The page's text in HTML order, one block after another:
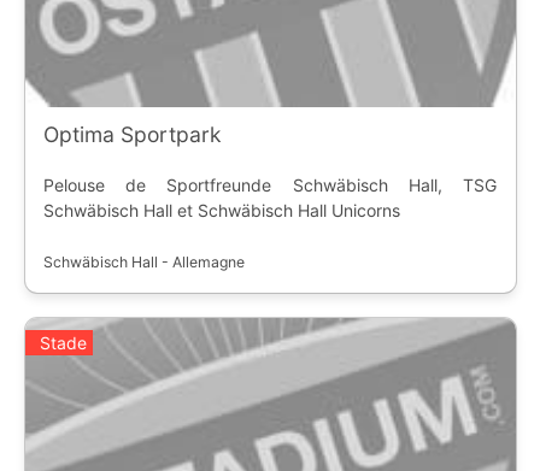
Optima Sportpark
Pelouse de Sportfreunde Schwäbisch Hall, TSG
Schwäbisch Hall et Schwäbisch Hall Unicorns
Schwäbisch Hall - Allemagne
Stade